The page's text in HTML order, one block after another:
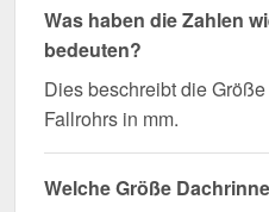
Was haben die Zahlen
bedeuten?
Dies beschreibt die
Fallrohrs in mm.
Welche Größe